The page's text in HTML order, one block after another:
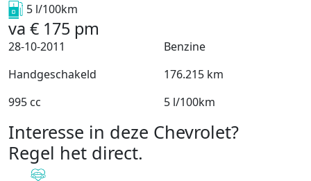
5 l/100km
va € 175 pm
28-10-2011
Benzine
Handgeschakeld
176.215 km
995 cc
5 l/100km
Interesse in deze Chevrolet?
Regel het direct.